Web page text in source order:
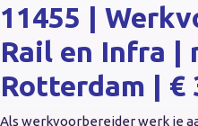
11455 |
Rail en Infra |
Rotterdam | €
Als werkvoorbereider werk je